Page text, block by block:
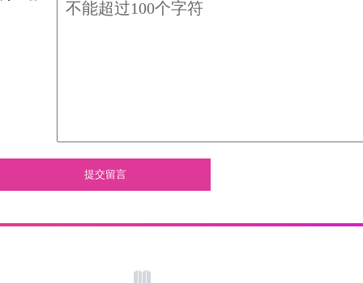
提交留言